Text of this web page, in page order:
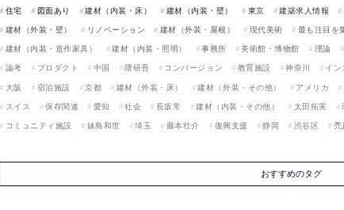
住宅 図面あり 建材（内装・床） 建材（内装・壁） 東京 建築求人情報
建材（外装・壁）
リノベーション 建材（外装・屋根） 現代美術 最も注目を
建材（内装・造作家具）
建材（内装・照明） 事務所 美術館・博物館 理論
論考
プロダクト 中国 隈研吾 コンバージョン 教育施設 神奈川 イ
大阪
宿泊施設 京都 建材（外装・床） 建材（外装・その他） アメリカ
スイス
保存関連 愛知 社会 長坂常 建材（内装・その他） 太田拓実
コミュニティ施設
妹島和世 埼玉 藤本壮介 復興支援 静岡 渋谷区 禿
おすすめのタグ